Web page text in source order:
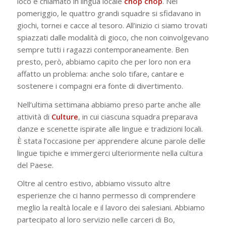
pomeriggio, le quattro grandi squadre si sfidavano in
giochi, tornei e cacce al tesoro. All’inizio ci siamo trovati
spiazzati dalle modalità di gioco, che non coinvolgevano
sempre tutti i ragazzi contemporaneamente. Ben
presto, però, abbiamo capito che per loro non era
affatto un problema: anche solo tifare, cantare e
sostenere i compagni era fonte di divertimento.
Nell’ultima settimana abbiamo preso parte anche alle
attività di Culture, in cui ciascuna squadra preparava
danze e scenette ispirate alle lingue e tradizioni locali.
È stata l’occasione per apprendere alcune parole delle
lingue tipiche e immergerci ulteriormente nella cultura
del Paese.
Oltre al centro estivo, abbiamo vissuto altre
esperienze che ci hanno permesso di comprendere
meglio la realtà locale e il lavoro dei salesiani. Abbiamo
partecipato al loro servizio nelle carceri di Bo,